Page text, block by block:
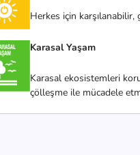
Herkes için
Karasal Yaşam
Karasal ekosistemleri
çölleşme ile mücadele